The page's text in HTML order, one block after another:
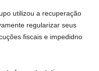
utilizou a recuperação
regularizar seus
fiscais e impedidno